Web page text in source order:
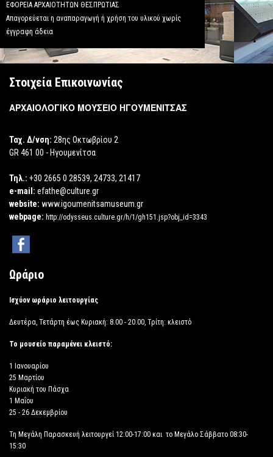
ΕΦΟΡΕΙΑ ΑΡΧΑΙΟΤΗΤΩΝ ΘΕΣΠΡΩΤΙΑΣ
Απαγορεύεται η αναπαραγωγή ή χρήση του υλικού χωρίς
έγγραφη άδεια
Στοιχεία Επικοινωνίας
ΑΡΧΑΙΟΛΟΓΙΚΟ ΜΟΥΣΕΙΟ ΗΓΟΥΜΕΝΙΤΣΑΣ
Ταχ. Δ/νση: 28ης Οκτωβρίου 2
GR 461 00 - Ηγουμενίτσα
Τηλ.: +30 2665 0 28539, 24733, 21417
e-mail: efathe@culture.gr
website: www.igoumenitsamuseum.gr
webpage: http://odysseus.culture.gr/h/1/gh151.jsp?obj_id=3343
Ωράριο
Ισχύον ωράριο λειτουργίας
Δευτέρα, Τετάρτη έως Κυριακή: 8.00 - 20.00, Τρίτη: κλειστό
Το μουσείο παραμένει κλειστό:
1 Ιανουαρίου
25 Μαρτίου
Κυριακή του Πάσχα
1 Μαΐου
25 - 26 Δεκεμβρίου
Τη Μεγάλη Παρασκευή λειτουργεί 12:00-17:00 και το Μεγάλο Σάββατο 08:30-
15:30